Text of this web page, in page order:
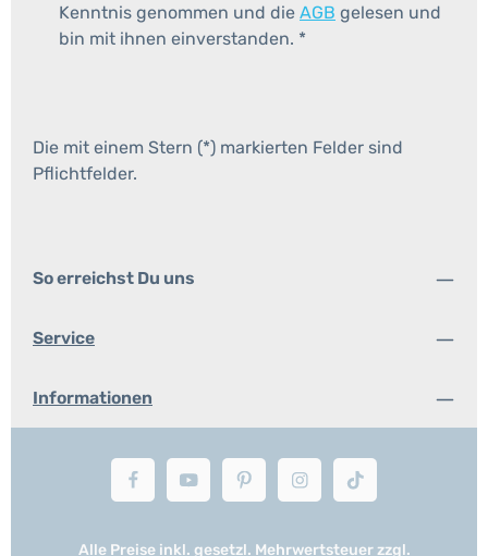
Kenntnis genommen und die AGB gelesen und
bin mit ihnen einverstanden. *
Die mit einem Stern (*) markierten Felder sind
Pflichtfelder.
So erreichst Du uns
Service
Informationen
Alle Preise inkl. gesetzl. Mehrwertsteuer zzgl.